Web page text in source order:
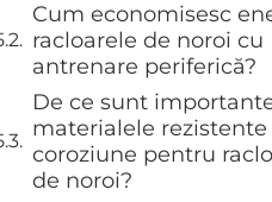
Cum economisesc
racloarele de noroi cu
antrenare periferică?
De ce sunt
materialele rezistente
coroziune pentru
de noroi?